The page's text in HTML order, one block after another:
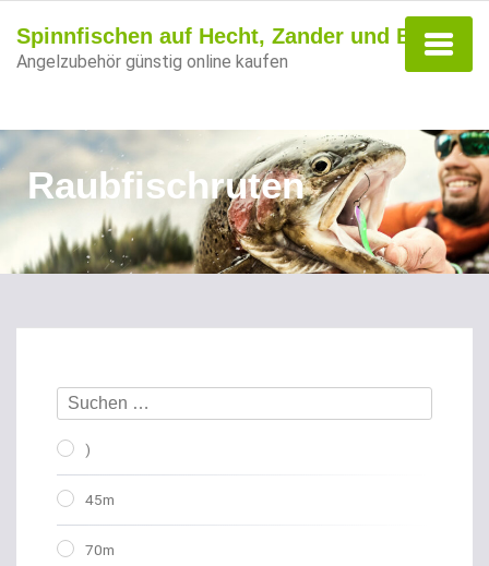
Spinnfischen auf Hecht, Zander und Barsch
Angelzubehör günstig online kaufen
Raubfischruten
)
45m
70m